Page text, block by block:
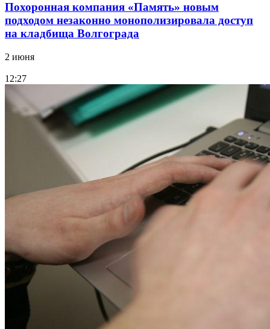
Похоронная компания «Память» новым
подходом незаконно монополизировала доступ
на кладбища Волгограда
2 июня
12:27